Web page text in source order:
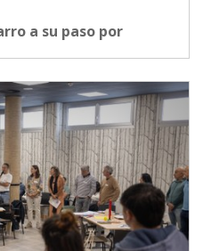
a su paso por